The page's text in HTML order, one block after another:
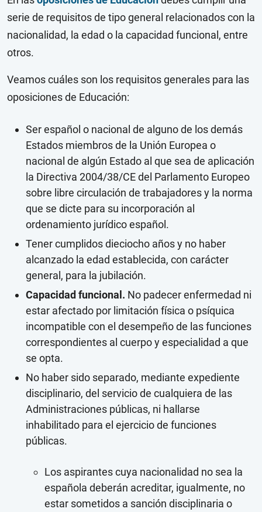
serie de requisitos de tipo general relacionados con la
nacionalidad, la edad o la capacidad funcional, entre
otros.
Veamos cuáles son los requisitos generales para las
oposiciones de Educación:
Ser español o nacional de alguno de los demás
Estados miembros de la Unión Europea o
nacional de algún Estado al que sea de aplicación
la Directiva 2004/38/CE del Parlamento Europeo
sobre libre circulación de trabajadores y la norma
que se dicte para su incorporación al
ordenamiento jurídico español.
Tener cumplidos dieciocho años y no haber
alcanzado la edad establecida, con carácter
general, para la jubilación.
Capacidad funcional. No padecer enfermedad ni
estar afectado por limitación física o psíquica
incompatible con el desempeño de las funciones
correspondientes al cuerpo y especialidad a que
se opta.
No haber sido separado, mediante expediente
disciplinario, del servicio de cualquiera de las
Administraciones públicas, ni hallarse
inhabilitado para el ejercicio de funciones
públicas.
Los aspirantes cuya nacionalidad no sea la
española deberán acreditar, igualmente, no
estar sometidos a sanción disciplinaria o